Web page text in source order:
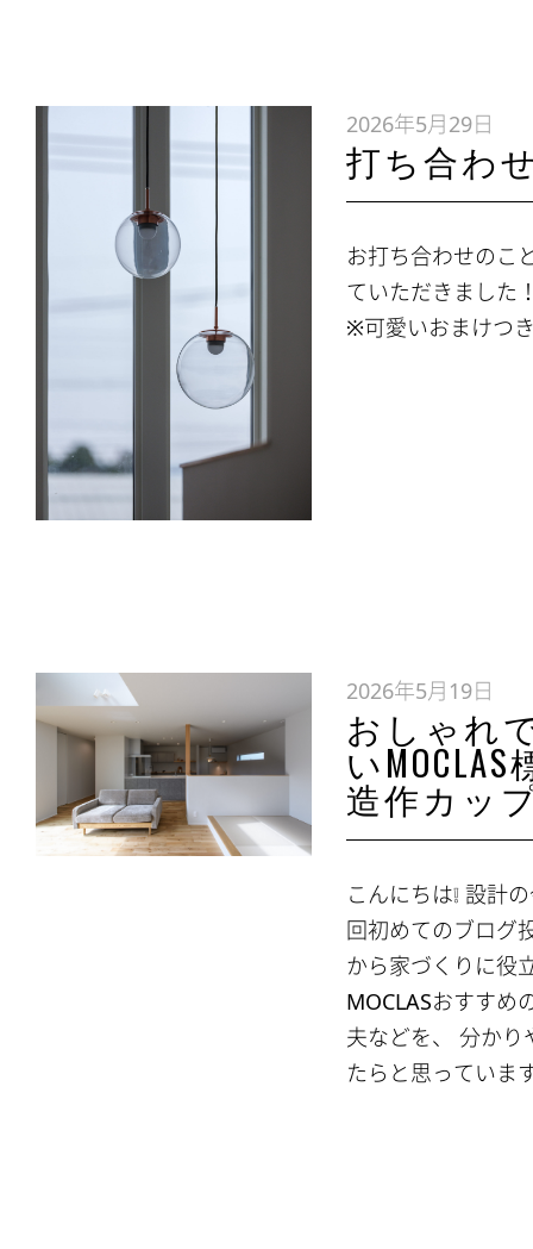
2026年5月29日
打ち合わ
お打ち合わせのこ
ていただきました
※可愛いおまけつ
2026年5月19日
おしゃれ
い
造作カッ
こんにちは❕ 設計
回初めてのブログ
から家づくりに役
MOCLASおすすめ
夫などを、 分か
たらと思っていま